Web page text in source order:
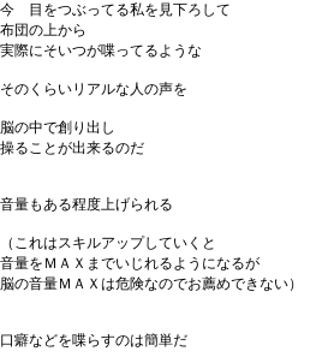
今 目をつぶってる私を見下ろして
布団の上から
実際にそいつが喋ってるような
そのくらいリアルな人の声を
脳の中で創り出し
操ることが出来るのだ
音量もある程度上げられる
（これはスキルアップしていくと
音量をＭＡＸまでいじれるようになるが
脳の音量ＭＡＸは危険なのでお薦めできない）
口癖などを喋らすのは簡単だ